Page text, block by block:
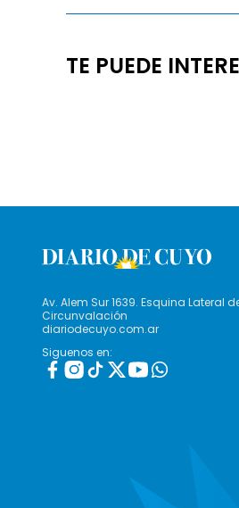
TE PUEDE
Av. Alem Sur 1639. Esquina Lateral
Circunvalación
diariodecuyo.com.ar
Siguenos en: